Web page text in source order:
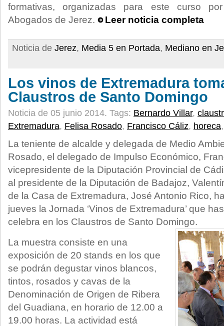
formativas, organizadas para este curso
Abogados de Jerez.
Leer noticia completa
Noticia de Jerez, Media 5 en Portada, Mediano en
Los vinos de Extremadura
Claustros de Santo Domingo
Noticia de 05 junio 2014. Tags: Bernardo Villar,
Extremadura, Felisa Rosado, Francisco Cáliz, horeca
La teniente de alcalde y delegada de Medio
Rosado, el delegado de Impulso Económico,
vicepresidente de la Diputación Provincial de
al presidente de la Diputación de Badajoz,
de la Casa de Extremadura, José Antonio Rico,
jueves la Jornada ‘Vinos de Extremadura’ que
celebra en los Claustros de Santo Domingo.
La muestra consiste en una
exposición de 20 stands en los que
se podrán degustar vinos blancos,
tintos, rosados y cavas de la
Denominación de Origen de Ribera
del Guadiana, en horario de 12.00 a
19.00 horas. La actividad está